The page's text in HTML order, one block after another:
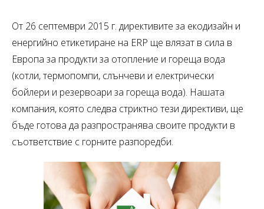
От 26 септември 2015 г. директивите за екодизайн и
енергийно етикетиране на ERP ще влязат в сила в
Европа за продукти за отопление и гореща вода
(котли, термопомпи, слънчеви и електрически
бойлери и резервоари за гореща вода). Нашата
компания, която следва стриктно тези директиви, ще
бъде готова да разпространява своите продукти в
съответствие с горните разпоредби.